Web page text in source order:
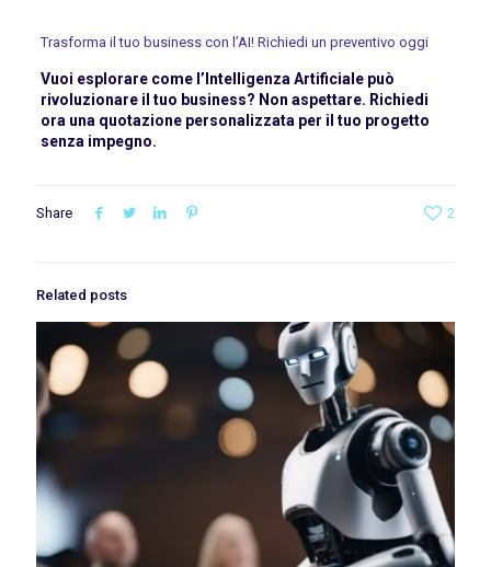
Trasforma il tuo business con l’AI! Richiedi un preventivo oggi
Vuoi esplorare come l’Intelligenza Artificiale può
rivoluzionare il tuo business? Non aspettare. Richiedi
ora una quotazione personalizzata per il tuo progetto
senza impegno.
Share 2
Related posts